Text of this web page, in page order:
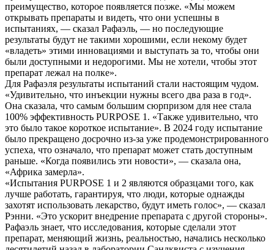
преимущество, которое появляется позже. «Мы можем
открывать препараты и видеть, что они успешны в
испытаниях, — сказал Рафаэль, — но последующие
результаты будут не такими хорошими, если некому будет
«владеть» этими инновациями и выступать за то, чтобы они
были доступными и недорогими. Мы не хотели, чтобы этот
препарат лежал на полке».
Для Рафаэля результаты испытаний стали настоящим чудом.
«Удивительно, что инъекции нужны всего два раза в год».
Она сказала, что самым большим сюрпризом для нее стала
100% эффективность PURPOSE 1. «Также удивительно, что
это было такое короткое испытание». В 2024 году испытание
было прекращено досрочно из-за уже продемонстрированного
успеха, что означало, что препарат может стать доступным
раньше. «Когда появились эти новости», — сказала она,
«Африка замерла».
«Испытания PURPOSE 1 и 2 являются образцами того, как
лучше работать, гарантируя, что люди, которые однажды
захотят использовать лекарство, будут иметь голос», — сказал
Рэнни. «Это ускорит внедрение препарата с другой стороны».
Рафаэль знает, что исследования, которые сделали этот
препарат, меняющий жизнь, реальностью, начались несколько